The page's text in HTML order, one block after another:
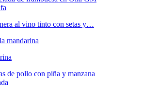
al vino tinto con setas y…